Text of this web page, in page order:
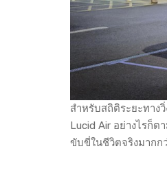
สำหรับสถิติระยะทาง
Lucid Air อย่างไรก็
ขับขี่ในชีวิตจริงมากก